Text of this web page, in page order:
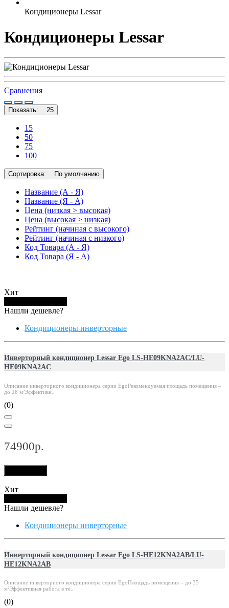
Кондиционеры Lessar
Кондиционеры Lessar
Сравнения
Показать: 25
15
50
75
100
Сортировка: По умолчанию
Название (А - Я)
Название (Я - А)
Цена (низкая > высокая)
Цена (высокая > низкая)
Рейтинг (начиная с высокого)
Рейтинг (начиная с низкого)
Код Товара (А - Я)
Код Товара (Я - А)
Хит
Нашли дешевле?
Кондиционеры инверторные
Инверторный кондиционер Lessar Ego LS-HE09KNA2AС/LU-
HE09KNA2AС
Описание инверторного кондиционера серии EgoРекомендуемая площадь помещения –
до 28 м²Эффективн..
(0)
74900р.
Хит
Нашли дешевле?
Кондиционеры инверторные
Инверторный кондиционер Lessar Ego LS-HE12KNA2AB/LU-
HE12KNA2AB
Описание инверторного кондиционера серии EgoПлощадь помещения – до 35
м²Эффективная работа в те..
(0)